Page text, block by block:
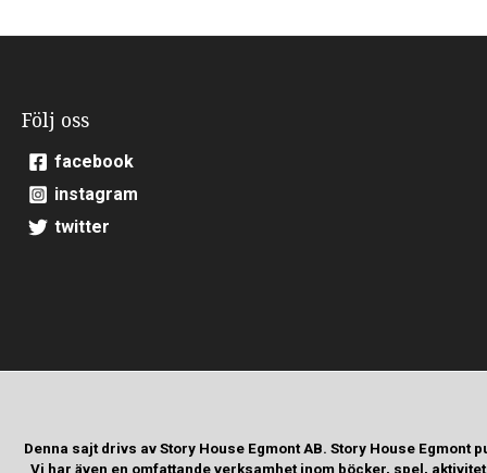
Följ oss
facebook
instagram
twitter
Denna sajt drivs av Story House Egmont AB. Story House
Vi har även en omfattande verksamhet inom böcker, spel,